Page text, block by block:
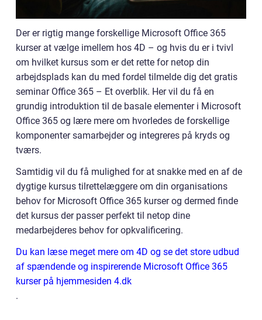
Der er rigtig mange forskellige Microsoft Office 365
kurser at vælge imellem hos 4D – og hvis du er i tvivl
om hvilket kursus som er det rette for netop din
arbejdsplads kan du med fordel tilmelde dig det gratis
seminar Office 365 – Et overblik. Her vil du få en
grundig introduktion til de basale elementer i Microsoft
Office 365 og lære mere om hvorledes de forskellige
komponenter samarbejder og integreres på kryds og
tværs.
Samtidig vil du få mulighed for at snakke med en af de
dygtige kursus tilrettelæggere om din organisations
behov for Microsoft Office 365 kurser og dermed finde
det kursus der passer perfekt til netop dine
medarbejderes behov for opkvalificering.
Du kan læse meget mere om 4D og se det store udbud
af spændende og inspirerende Microsoft Office 365
kurser på hjemmesiden 4.dk
.